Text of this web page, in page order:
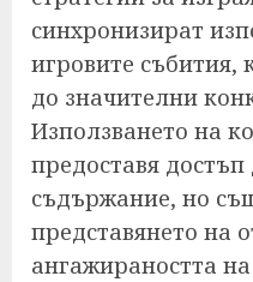
синхронизират
игровите събития,
до значителни
Използването на
предоставя достъп
съдържание, но
представянето на
ангажираността